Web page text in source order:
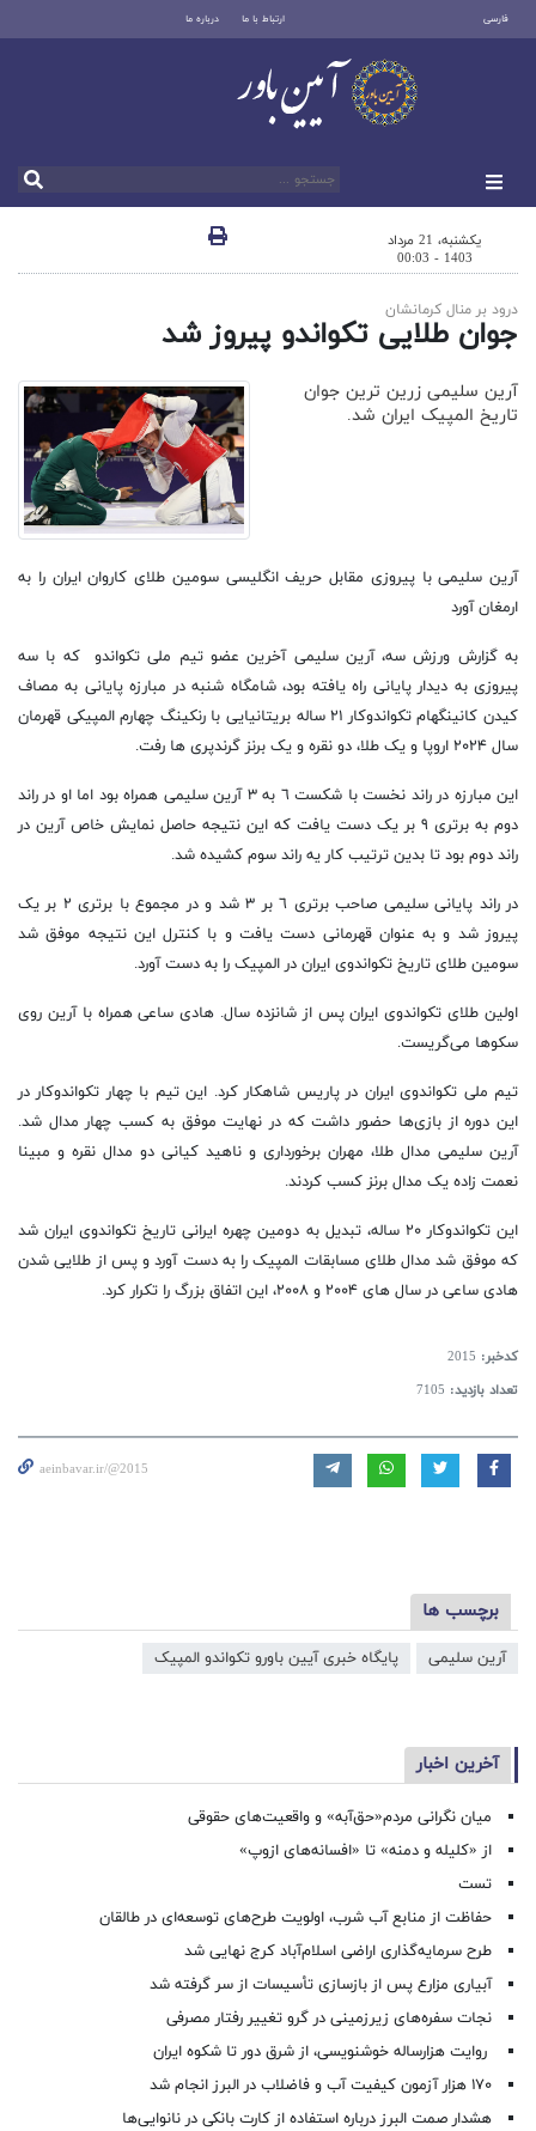
فارسی ارتباط با ما درباره ما
یکشنبه، 21 مرداد
1403 - 00:03
درود بر منال کرمانشان
جوان طلایی تکواندو پیروز شد
آرین سلیمی زرین ترین جوان
تاریخ المپیک ایران شد.
آرین سلیمی با پیروزی مقابل حریف انگلیسی سومین طلای کاروان ایران را به
ارمغان آورد
به گزارش ورزش سه، آرین سلیمی آخرین عضو تیم ملی تکواندو که با سه
پیروزی به دیدار پایانی راه یافته بود، شامگاه شنبه در مبارزه پایانی به مصاف
کیدن کانینگهام تکواندوکار ۲۱ ساله بریتانیایی با رنکینگ چهارم المپیکی قهرمان
سال ۲۰۲۴ اروپا و یک طلا، دو نقره و یک برنز گرندپری ها رفت.
این مبارزه در راند نخست با شکست ٦ به ٣ آرین سلیمی همراه بود اما او در راند
دوم به برتری ٩ بر یک دست یافت که این نتیجه حاصل نمایش خاص آرین در
راند دوم بود تا بدین ترتیب کار یه راند سوم کشیده شد.
در راند پایانی سلیمی صاحب برتری ٦ بر ٣ شد و در مجموع با برتری ٢ بر یک
پیروز شد و به عنوان قهرمانی دست یافت و با کنترل این نتیجه موفق شد
سومین طلای تاریخ تکواندوی ایران در المپیک را به دست آورد.
اولین طلای تکواندوی ایران پس از شانزده سال. هادی ساعی همراه با آرین روی
سکوها می‌گریست.
تیم ملی تکواندوی ایران در پاریس شاهکار کرد. این تیم با چهار تکواندوکار در
این دوره از بازی‌ها حضور داشت که در نهایت موفق به کسب چهار مدال شد.
آرین سلیمی مدال طلا، مهران برخورداری و ناهید کیانی دو مدال نقره و مبینا
نعمت زاده یک مدال برنز کسب کردند.
این تکواندوکار ۲۰ ساله، تبدیل به دومین چهره ایرانی تاریخ تکواندوی ایران شد
که موفق شد مدال طلای مسابقات المپیک را به دست آورد و پس از طلایی شدن
هادی ساعی در سال های ۲۰۰۴ و ۲۰۰۸، این اتفاق بزرگ را تکرار کرد.
کدخبر: 2015
تعداد بازدید: 7105
aeinbavar.ir/@2015
برچسب ها
آرین سلیمی پایگاه خبری آیین باورو تکواندو المپیک
آخرین اخبار
میان نگرانی مردم«حق‌آبه» و واقعیت‌های حقوقی
از «کلیله و دمنه» تا «افسانه‌های ازوپ»
تست
حفاظت از منابع آب شرب، اولویت طرح‌های توسعه‌ای در طالقان
طرح سرمایه‌گذاری اراضی اسلام‌آباد کرج نهایی شد
آبیاری مزارع پس از بازسازی تأسیسات از سر گرفته شد
نجات سفره‌های زیرزمینی در گرو تغییر رفتار مصرفی
روایت هزارساله خوشنویسی، از شرق دور تا شکوه ایران
۱۷۰ هزار آزمون کیفیت آب و فاضلاب در البرز انجام شد
هشدار صمت البرز درباره استفاده از کارت بانکی در نانوایی‌ها